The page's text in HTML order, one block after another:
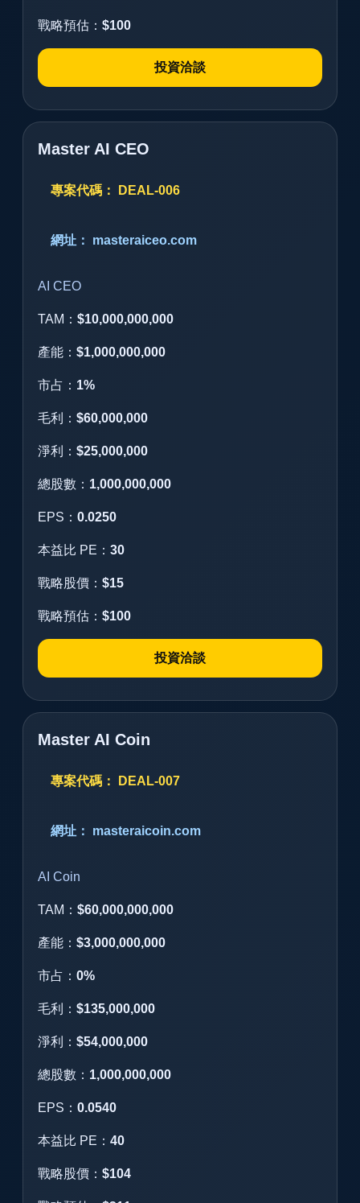
戰略預估： $100
投資洽談
Master AI CEO
專案代碼： DEAL-006
網址： masteraiceo.com
AI CEO
TAM： $10,000,000,000
產能： $1,000,000,000
市占： 1%
毛利： $60,000,000
淨利： $25,000,000
總股數： 1,000,000,000
EPS： 0.0250
本益比 PE： 30
戰略股價： $15
戰略預估： $100
投資洽談
Master AI Coin
專案代碼： DEAL-007
網址： masteraicoin.com
AI Coin
TAM： $60,000,000,000
產能： $3,000,000,000
市占： 0%
毛利： $135,000,000
淨利： $54,000,000
總股數： 1,000,000,000
EPS： 0.0540
本益比 PE： 40
戰略股價： $104